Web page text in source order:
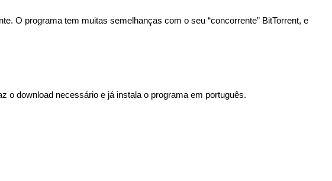
O programa tem muitas semelhanças com o seu “concorrente” BitTorrent, e
o download necessário e já instala o programa em português.